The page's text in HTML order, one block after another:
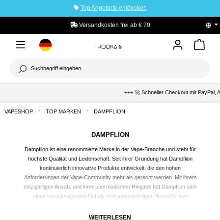
Top Angebote entdecken
Versandkosten frei ab € 70
+++ 🚀 Schneller Checkout mit PayPal,
VAPESHOP TOP MARKEN DAMPFLION
DAMPFLION
Dampflion ist eine renommierte Marke in der Vape-Branche und steht für
höchste Qualität und Leidenschaft. Seit ihrer Gründung hat Dampflion
kontinuierlich innovative Produkte entwickelt, die den hohen
Anforderungen der Vape-Community mehr als gerecht werden. Mit ihrem
einzigartigen Ansatz und ihrer unermüdlichen Hingabe hat Dampflion sich
einen herausragenden Ruf als vertrauenswürdiger Hersteller von
kannst du die leckeren Longfills von Dampflion Checkmate günstig kaufen,
WEITERLESEN